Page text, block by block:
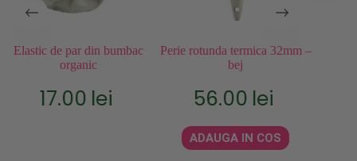
Elastic de par din bumbac
organic
17.00 lei
Perie rotunda termica 32mm –
bej
56.00 lei
ADAUGA IN COS